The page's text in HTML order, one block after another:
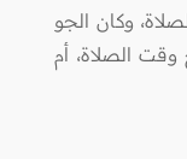
وكان الجو
الصلاة، أم